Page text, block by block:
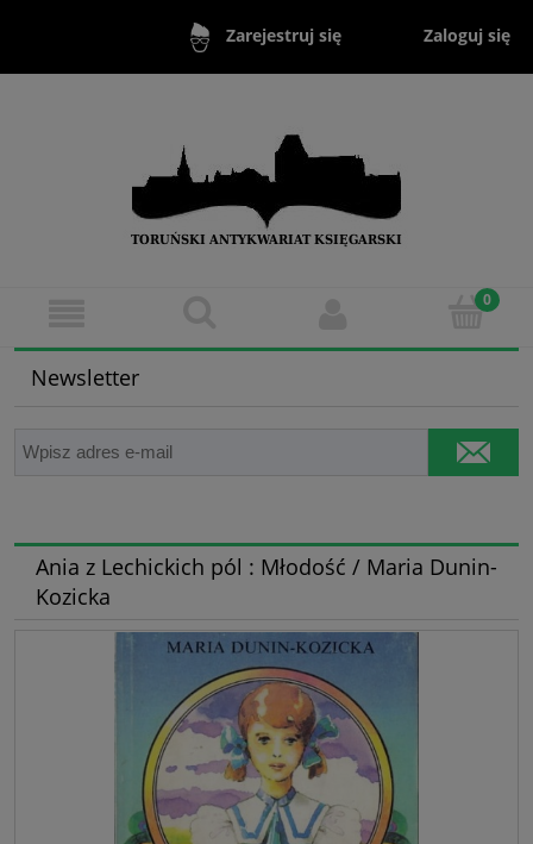
Zarejestruj się Zaloguj się
Newsletter
Ania z Lechickich pól : Młodość / Maria Dunin-
Kozicka